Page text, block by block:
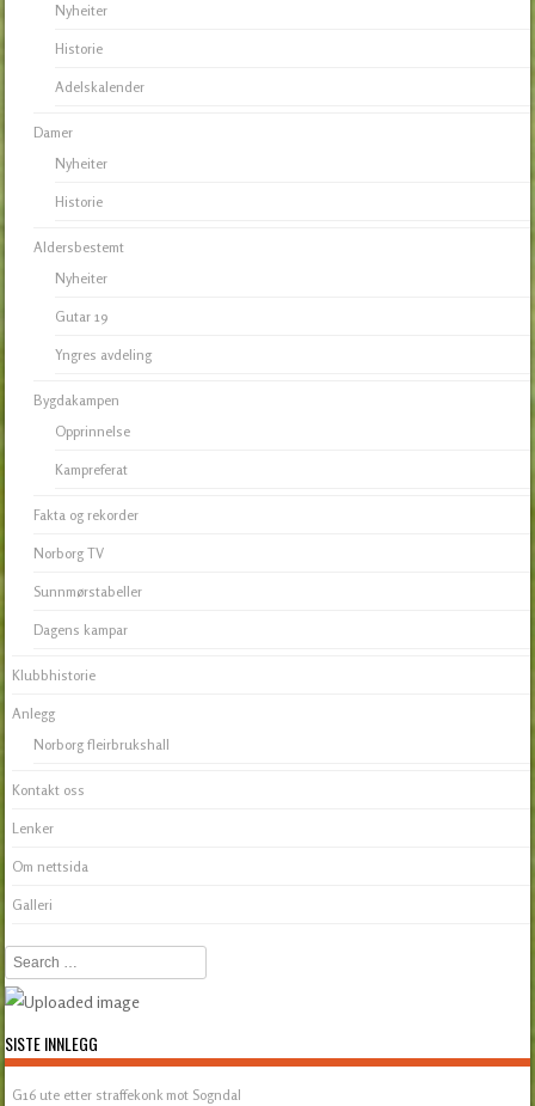
Nyheiter
Historie
Adelskalender
Damer
Nyheiter
Historie
Aldersbestemt
Nyheiter
Gutar 19
Yngres avdeling
Bygdakampen
Opprinnelse
Kampreferat
Fakta og rekorder
Norborg TV
Sunnmørstabeller
Dagens kampar
Klubbhistorie
Anlegg
Norborg fleirbrukshall
Kontakt oss
Lenker
Om nettsida
Galleri
Search
SISTE INNLEGG
G16 ute etter straffekonk mot Sogndal